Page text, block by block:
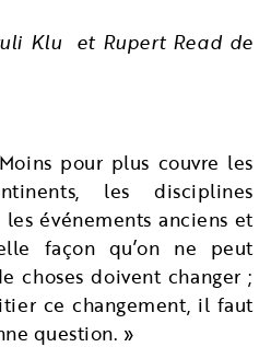
Klu et Rupert Read de
pour plus couvre les
les disciplines
événements anciens et
façon qu’on ne peut
choses doivent changer ;
ce changement, il faut
question. »